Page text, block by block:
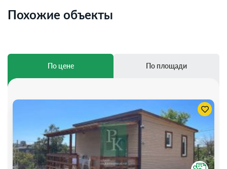
Похожие объекты
По цене По площади